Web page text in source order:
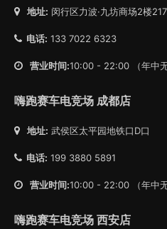
地址: 闵行区力波·九坊商场2楼217
电话: 133 7022 6323
营业时间:10:00 - 22:00 （年中无
嗨跑赛车电竞场 成都店
地址: 武侯区太平园地铁口D口
电话: 199 3880 5891
营业时间:10:00 - 22:00 （年中无
嗨跑赛车电竞场 西安店